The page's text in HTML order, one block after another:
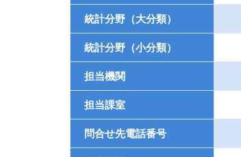
統計分野（大分類）
統計分野（小分類）
担当機関
担当課室
問合せ先電話番号